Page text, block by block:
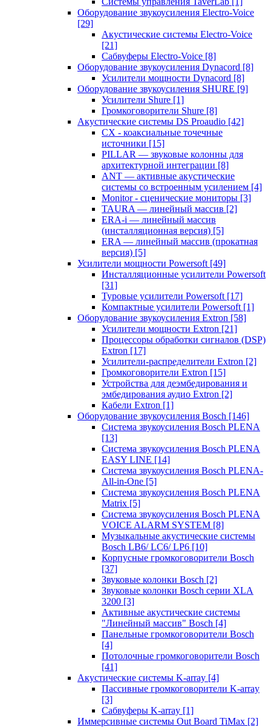
Оборудование звукоусиления Electro-Voice
[29]
Акустические системы Electro-Voice
[21]
Сабвуферы Electro-Voice [8]
Оборудование звукоусиления Dynacord [8]
Усилители мощности Dynacord [8]
Оборудование звукоусиления SHURE [9]
Усилители Shure [1]
Громкоговорители Shure [8]
Акустические системы DS Proaudio [42]
CX - коаксиальные точечные
источники [15]
PILLAR — звуковые колонны для
архитектурной интеграции [8]
ANT — активные акустические
системы со встроенным усилением [4]
Monitor - сценические мониторы [3]
TAURA — линейный массив [2]
ERA-i — линейный массив
(инсталляционная версия) [5]
ERA — линейный массив (прокатная
версия) [5]
Усилители мощности Powersoft [49]
Инсталляционные усилители Powersoft
[31]
Туровые усилители Powersoft [17]
Компактные усилители Powersoft [1]
Оборудование звукоусиления Extron [58]
Усилители мощности Extron [21]
Процессоры обработки сигналов (DSP)
Extron [17]
Усилители-распределители Extron [2]
Громкоговорители Extron [15]
Устройства для деэмбедирования и
эмбедирования аудио Extron [2]
Кабели Extron [1]
Оборудование звукоусиления Bosch [146]
Система звукоусиления Bosch PLENA
[13]
Система звукоусиления Bosch PLENA
EASY LINE [14]
Система звукоусиления Bosch PLENA-
All-in-One [5]
Система звукоусиления Bosch PLENA
Matrix [5]
Система звукоусиления Bosch PLENA
VOICE ALARM SYSTEM [8]
Музыкальные акустические системы
Bosch LB6/ LC6/ LP6 [10]
Корпусные громкоговорители Bosch
[37]
Звуковые колонки Bosch [2]
Звуковые колонки Bosch серии XLA
3200 [3]
Активные акустические системы
"Линейный массив" Bosch [4]
Панельные громкоговорители Bosch
[4]
Потолочные громкоговорители Bosch
[41]
Акустические системы K-array [4]
Пассивные громкоговорители K-array
[3]
Сабвуферы K-array [1]
Иммерсивные системы Out Board TiMax [2]